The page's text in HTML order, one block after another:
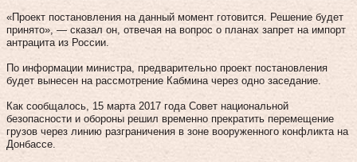
«Проект постановления на данный момент готовится. Решение будет
принято», — сказал он, отвечая на вопрос о планах запрет на импорт
антрацита из России.
По информации министра, предварительно проект постановления
будет вынесен на рассмотрение Кабмина через одно заседание.
Как сообщалось, 15 марта 2017 года Совет национальной
безопасности и обороны решил временно прекратить перемещение
грузов через линию разграничения в зоне вооруженного конфликта на
Донбассе.